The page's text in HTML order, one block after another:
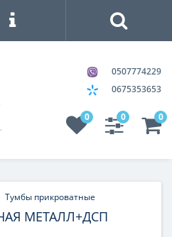
0507774229
0675353653
0 0 0
Тумбы прикроватные
МЕТАЛЛ+ДСП